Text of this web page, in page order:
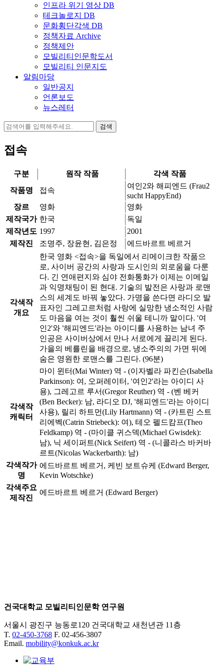
인프라 위기 영상 DB
테크놀로지 DB
문화횡단각색 DB
정책자료 Archive
정책제안
모빌리티인문학도서
모빌리티 인문지도
알림마당
일반공지
언론보도
뉴스레터
검
접속
구분 원작 작품
각색 작품
작품명
접속
여인2와 해피엔드 (Frau2
sucht HappyEnd)
장르
영화
영화
제작국가 한국
독일
제작년도 1997
2001
제작진
조명주, 장윤현, 김은정 에드바르트 베르거
각색작
개요
한국 영화 <접속>을 독일에서 리메이크한 작품으
로, 사이버 공간의 사랑과 도시인의 외로움을 다룬
다. 긴 연애편지와 심야 전화통화가 이제는 이메일
과 익명채팅이 된 현대. 기술의 발전은 사랑과 로맨
스의 세계도 바꿔 놓았다. 가명을 쓴다면 라디오 발
표자인 그레고르처럼 사랑에 실망한 냉소적인 사람
도 마음을 여는 것이 훨씬 쉬울 테니까 말이다. '여
인2'와 '해피엔드'라는 아이디를 사용하는 남녀 주
인공은 사이버상에서 만나 서로에게 끌리게 된다.
가을의 베를린을 배경으로, 냉소주의의 가면 뒤에
숨은 영원한 로맨스를 그린다. (96분)
각색작
캐릭터
마이 윈터(Mai Winter) 역 - (이자벨라 파킨슨(Isabella
Parkinson): 여, 오퍼레이터, '여인2'라는 아이디 사
용), 그레고르 루서(Gregor Reuther) 역 - (벤 베커
(Ben Becker): 남, 라디오 DJ, '해피엔드'라는 아이디
사용), 릴리 하트먼(Lily Hartmann) 역 - (카트린 스트
리에벡(Catrin Striebeck): 여), 테오 펠드캄프(Theo
Feldkamp) 역 - (마이클 귀스덱(Michael Gwisdek):
남), 닉 세이퍼트(Nick Seifert) 역 - (니콜라스 바커바
르트(Nicolas Wackerbarth): 남)
각색작가
명
에드바르트 베르거, 케빈 보트슈케 (Edward Berger,
Kevin Wotschke)
각색주요
제작진
에드바르트 베르거 (Edward Berger)
건국대학교 모빌리티인문학 연구원
서울시 광진구 능동로120 건국대학교 새천년관 11층
T. 02-450-3768 F. 02-456-3807
Email. mobility@konkuk.ac.kr